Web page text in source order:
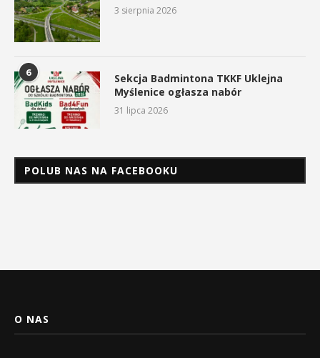
3 sierpnia 2026
6
Sekcja Badmintona TKKF Uklejna
Myślenice ogłasza nabór
31 lipca 2026
POLUB NAS NA FACEBOOKU
O NAS